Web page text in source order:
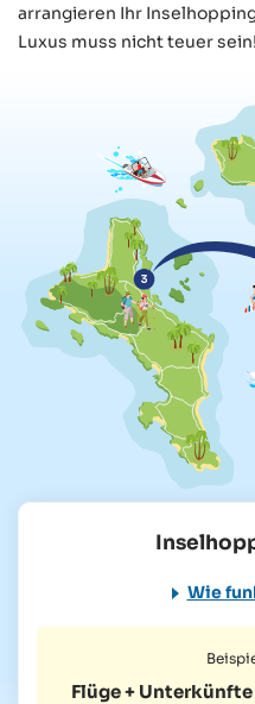
arrangieren Ihr
Luxus muss nicht teuer sein!
Wie
Flüge +